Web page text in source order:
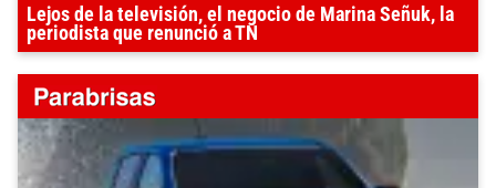
Lejos de la televisión, el negocio de Marina Señuk, la
periodista que renunció a TN